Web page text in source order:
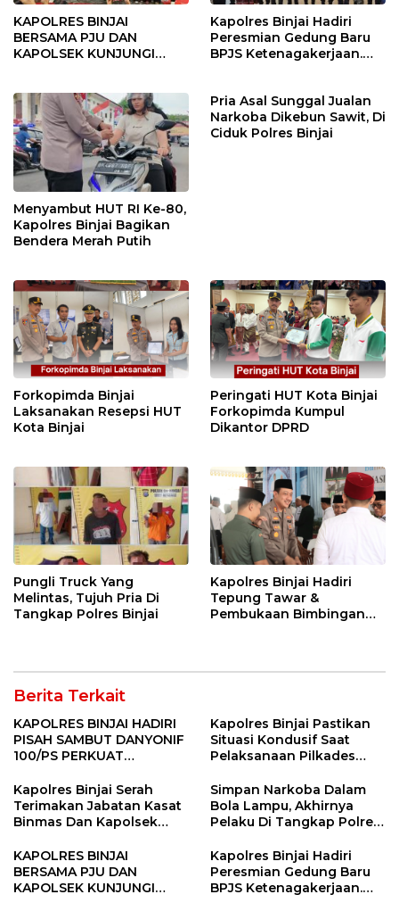
KAPOLRES BINJAI
BERSAMA PJU DAN
KAPOLSEK KUNJUNGI
Kapolres Binjai Hadiri
Peresmian Gedung Baru
BPJS Ketenagakerjaan.
Menyambut HUT RI Ke-80,
Kapolres Binjai Bagikan
Bendera Merah Putih
Pria Asal Sunggal Jualan
Narkoba Dikebun Sawit, Di
Ciduk Polres Binjai
Forkopimda Binjai
Laksanakan Resepsi HUT
Kota Binjai
Peringati HUT Kota Binjai
Forkopimda Kumpul
Dikantor DPRD
Pungli Truck Yang
Melintas, Tujuh Pria Di
Tangkap Polres Binjai
Kapolres Binjai Hadiri
Tepung Tawar &
Pembukaan Bimbingan
Berita Terkait
KAPOLRES BINJAI HADIRI
PISAH SAMBUT DANYONIF
100/PS PERKUAT
Kapolres Binjai Pastikan
Situasi Kondusif Saat
Pelaksanaan Pilkades
Kapolres Binjai Serah
Terimakan Jabatan Kasat
Binmas Dan Kapolsek
Simpan Narkoba Dalam
Bola Lampu, Akhirnya
Pelaku Di Tangkap Polres
KAPOLRES BINJAI
BERSAMA PJU DAN
KAPOLSEK KUNJUNGI
Kapolres Binjai Hadiri
Peresmian Gedung Baru
BPJS Ketenagakerjaan.